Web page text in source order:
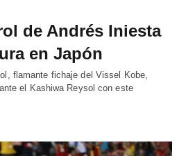
de Andrés Iniesta
en Japón
flamante fichaje del Vissel Kobe,
el Kashiwa Reysol con este